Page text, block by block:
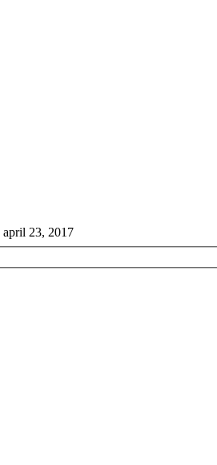
april 23, 2017